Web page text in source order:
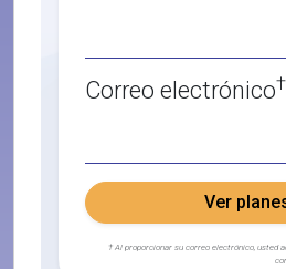
Correo electrónico†
Ver
† Al proporcionar su correo electrónico, usted